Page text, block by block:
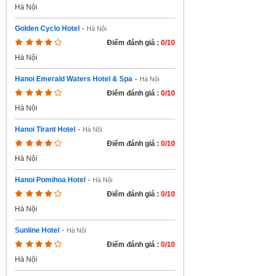
Hà Nội
Golden Cyclo Hotel - Hà Nội
Điểm đánh giá : 0/10
Hà Nội
Hanoi Emerald Waters Hotel & Spa - Hà Nội
Điểm đánh giá : 0/10
Hà Nội
Hanoi Tirant Hotel - Hà Nội
Điểm đánh giá : 0/10
Hà Nội
Hanoi Pomihoa Hotel - Hà Nội
Điểm đánh giá : 0/10
Hà Nội
Sunline Hotel - Hà Nội
Điểm đánh giá : 0/10
Hà Nội